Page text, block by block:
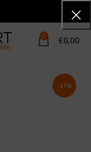
0 €0,00
-17%